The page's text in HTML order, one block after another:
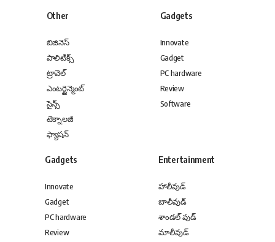
Other
బిజినెస్
పాలిటిక్స్
ట్రావెల్
ఎంటర్టైన్మెంట్
సైన్స్
టెక్నాలజీ
ఫ్యాషన్
Gadgets
Innovate
Gadget
PC hardware
Review
Software
Gadgets
Innovate
Gadget
PC hardware
Review
Entertainment
హాలీవుడ్
బాలీవుడ్
శాండల్ వుడ్
మాలీవుడ్